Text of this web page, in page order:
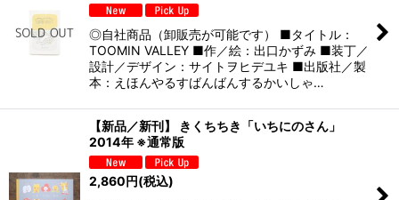
◎自社商品（卸販売が可能です） ■タイトル：
TOOMIN VALLEY ■作／絵：出口かずみ ■装丁／
設計／デザイン：サイトヲヒデユキ ■出版社／製
本：えほんやるすばんばんするかいしゃ…
【新品／新刊】 きくちちき「いちにのさん」
2014年 ※通常版
2,860円(税込)